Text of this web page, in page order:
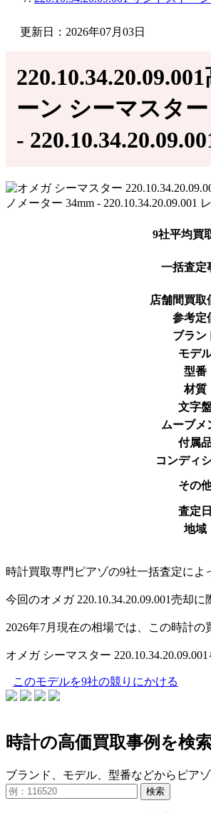
更新日：2026年07月03日
ー ン シーマスタ
-
9社平均買
一括査定
店舗間買取
参考定
ブラン
モデ
型番
材質
文字
ムーブメ
付属
コンディ
その
査定日
地域
時計買取専門ピアゾの9社一括査定によ
今回のオメガ 220.10.34.20.09.001売却
2026年7月現在の相場では、この時計の
オメガ シーマスター
このモデルを9社の競りにかける
時計の高価買取事例を検
ブランド、モデル、型番などからピア
検索